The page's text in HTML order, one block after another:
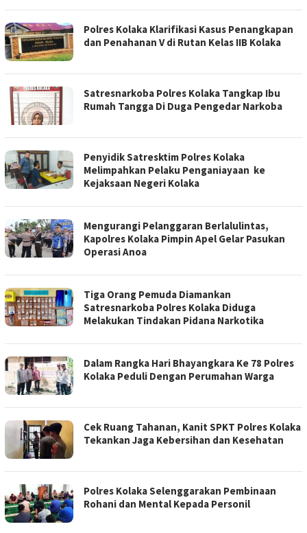
Polres Kolaka Klarifikasi Kasus Penangkapan
dan Penahanan V di Rutan Kelas IIB Kolaka
Satresnarkoba Polres Kolaka Tangkap Ibu
Rumah Tangga Di Duga Pengedar Narkoba
Penyidik Satresktim Polres Kolaka
Melimpahkan Pelaku Penganiayaan ke
Kejaksaan Negeri Kolaka
Mengurangi Pelanggaran Berlalulintas,
Kapolres Kolaka Pimpin Apel Gelar Pasukan
Operasi Anoa
Tiga Orang Pemuda Diamankan
Satresnarkoba Polres Kolaka Diduga
Melakukan Tindakan Pidana Narkotika
Dalam Rangka Hari Bhayangkara Ke 78 Polres
Kolaka Peduli Dengan Perumahan Warga
Cek Ruang Tahanan, Kanit SPKT Polres Kolaka
Tekankan Jaga Kebersihan dan Kesehatan
Polres Kolaka Selenggarakan Pembinaan
Rohani dan Mental Kepada Personil